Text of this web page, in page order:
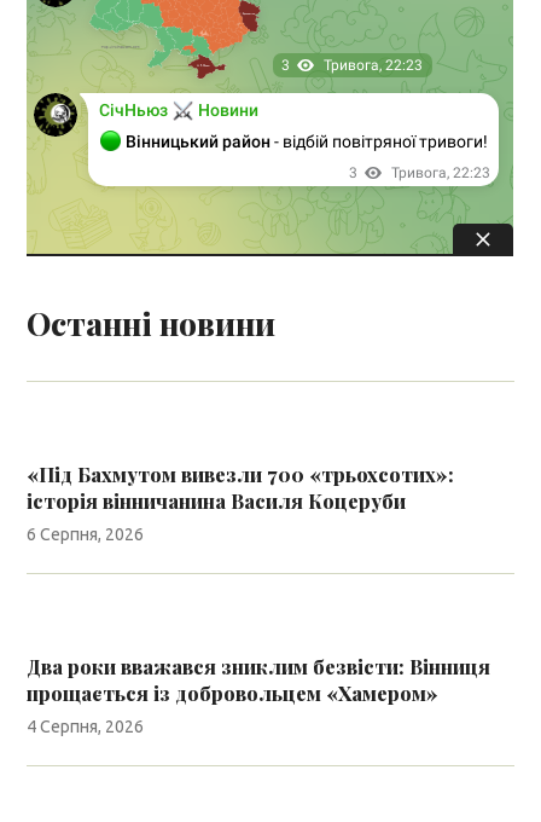
Останні новини
«Під Бахмутом вивезли 700 «трьохсотих»:
історія вінничанина Василя Коцеруби
6 Серпня, 2026
Два роки вважався зниклим безвісти: Вінниця
прощається із добровольцем «Хамером»
4 Серпня, 2026